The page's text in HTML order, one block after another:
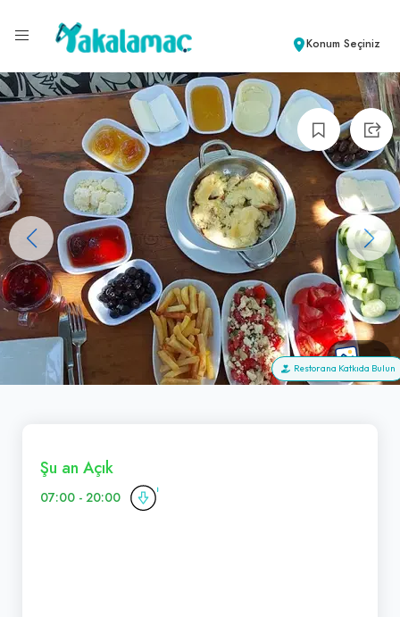
Konum Seçiniz
+7
Restorana Katkıda Bulun
Şu an Açık
07:00 - 20:00